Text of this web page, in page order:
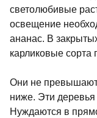
светолюбивые
освещение
ананас. В
карликовые сорта
Они не
ниже. Эти деревья
Нуждаются в